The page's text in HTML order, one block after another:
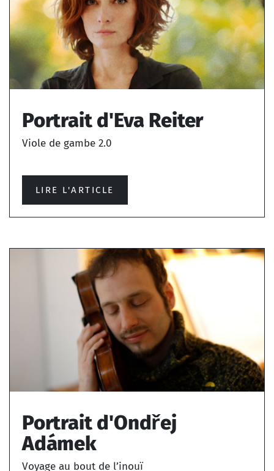
Portrait d'Eva Reiter
Viole de gambe 2.0
LIRE L'ARTICLE
Portrait d'Ondřej
Adámek
Voyage au bout de l’inouï